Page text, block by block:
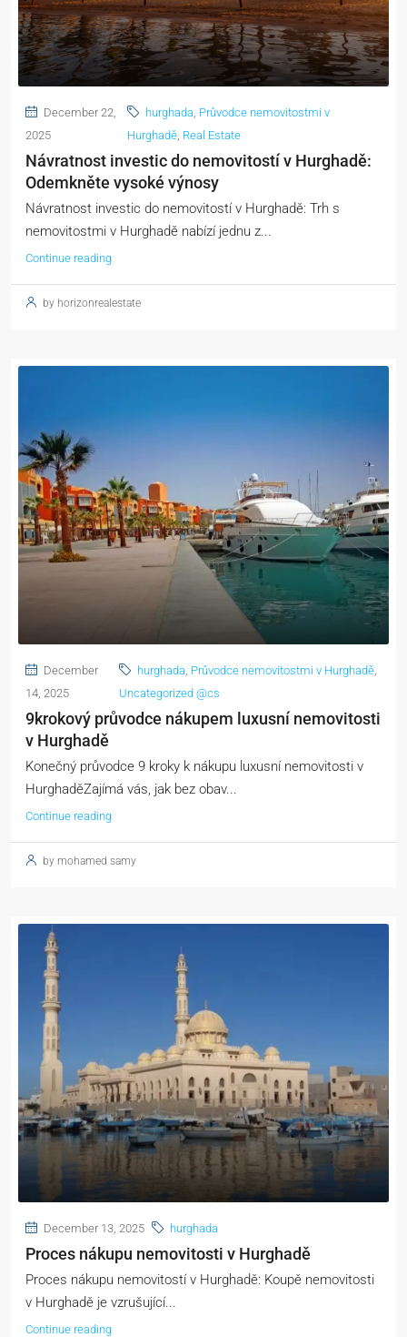
December 22,
2025
hurghada Průvodce nemovitostmi v
Hurghadě Real Estate
Návratnost investic do nemovitostí v Hurghadě:
Odemkněte vysoké výnosy
Návratnost investic do nemovitostí v Hurghadě: Trh s
nemovitostmi v Hurghadě nabízí jednu z...
Continue reading
by horizonrealestate
December
14, 2025
hurghada Průvodce nemovitostmi v Hurghadě
Uncategorized @cs
9krokový průvodce nákupem luxusní nemovitosti
v Hurghadě
Konečný průvodce 9 kroky k nákupu luxusní nemovitosti v
HurghaděZajímá vás, jak bez obav...
Continue reading
by mohamed samy
December 13, 2025 hurghada
Proces nákupu nemovitosti v Hurghadě
Proces nákupu nemovitostí v Hurghadě: Koupě nemovitosti
v Hurghadě je vzrušující...
Continue reading